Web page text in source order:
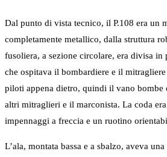
Dal punto di vista tecnico, il P.108 era un
completamente metallico, dalla struttura
fusoliera, a sezione circolare, era divisa in
che ospitava il bombardiere e il
piloti appena dietro, quindi il vano bombe
altri mitraglieri e il marconista. La coda
impennaggi a freccia e un ruotino
L’ala, montata bassa e a sbalzo, aveva